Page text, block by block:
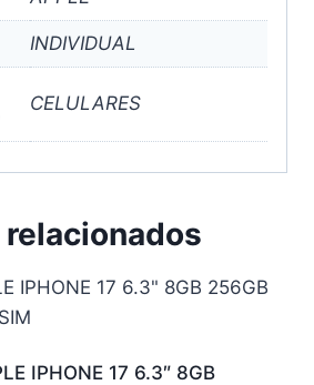
INDIVIDUAL
CELULARES
IPHONE 17 6.3″ 8GB